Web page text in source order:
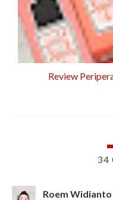
Review
34
Roem Widianto